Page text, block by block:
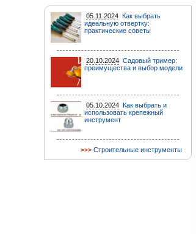
05.11.2024 Как выбрать
идеальную отвертку:
практические советы
20.10.2024 Садовый тример:
преимущества и выбор модели
05.10.2024 Как выбрать и
использовать крепежный
инструмент
Строительные инструменты